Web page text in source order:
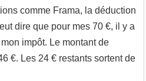
comme Frama, la déduction
dire que pour mes 70 €, il y a
impôt. Le montant de
€. Les 24 € restants sortent de